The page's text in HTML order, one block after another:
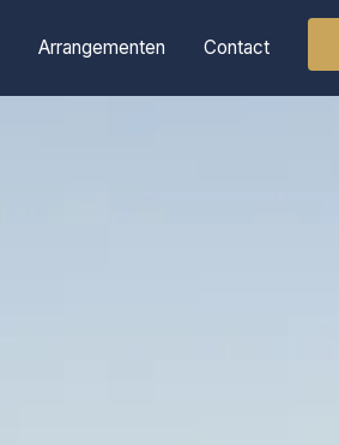
Arrangementen Contact